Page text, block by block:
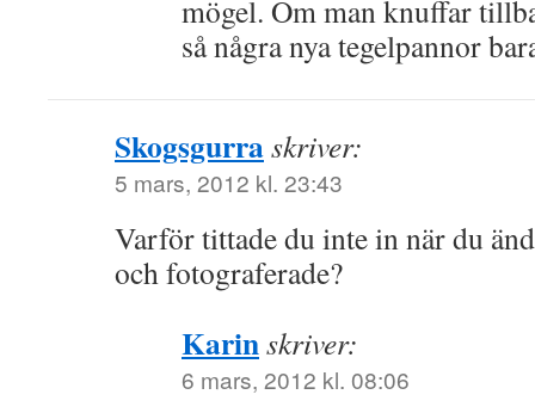
mögel. Om man knuffar
så några nya tegelpannor
Skogsgurraskriver:
5 mars, 2012 kl. 23:43
Varför tittade du inte in när du
och fotograferade?
Karinskriver:
6 mars, 2012 kl. 08:06